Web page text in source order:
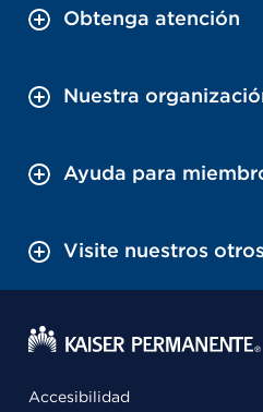
Obtenga atención
Nuestra
Ayuda para
Visite nuestros
Accesibilidad